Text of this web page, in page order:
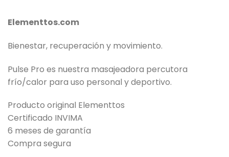
Elementtos.com
Bienestar, recuperación y movimiento.
Pulse Pro es nuestra masajeadora percutora
frío/calor para uso personal y deportivo.
Producto original Elementtos
Certificado INVIMA
6 meses de garantía
Compra segura